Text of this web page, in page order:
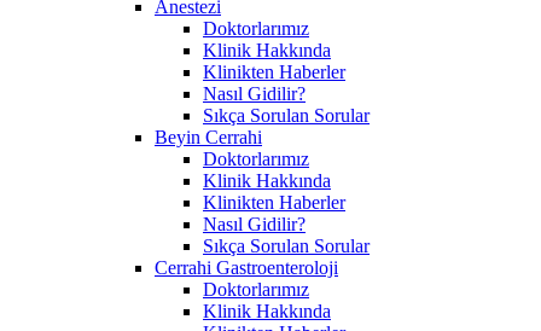
Anestezi
Doktorlarımız
Klinik Hakkında
Klinikten Haberler
Nasıl Gidilir?
Sıkça Sorulan Sorular
Beyin Cerrahi
Doktorlarımız
Klinik Hakkında
Klinikten Haberler
Nasıl Gidilir?
Sıkça Sorulan Sorular
Cerrahi Gastroenteroloji
Doktorlarımız
Klinik Hakkında